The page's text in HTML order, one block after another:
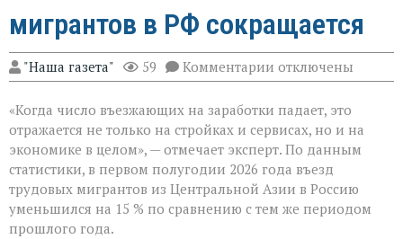
мигрантов в РФ сокращается
"Наша газета" 59 Комментарии к
записи
труда
чувствует
перемену»:
поток
трудовых
мигрантов
в
РФ
отключены
«Когда число въезжающих на заработки падает, это
отражается не только на стройках и сервисах, но и на
экономике в целом», — отмечает эксперт. По данным
статистики, в первом полугодии 2026 года въезд
трудовых мигрантов из Центральной Азии в Россию
уменьшился на 15 % по сравнению с тем же периодом
прошлого года.